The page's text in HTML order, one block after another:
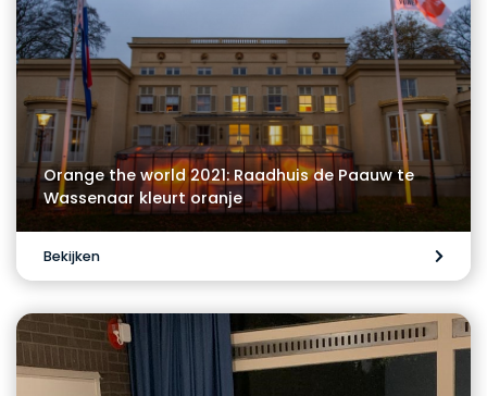
Orange the world 2021: Raadhuis de Paauw te
Wassenaar kleurt oranje
Bekijken